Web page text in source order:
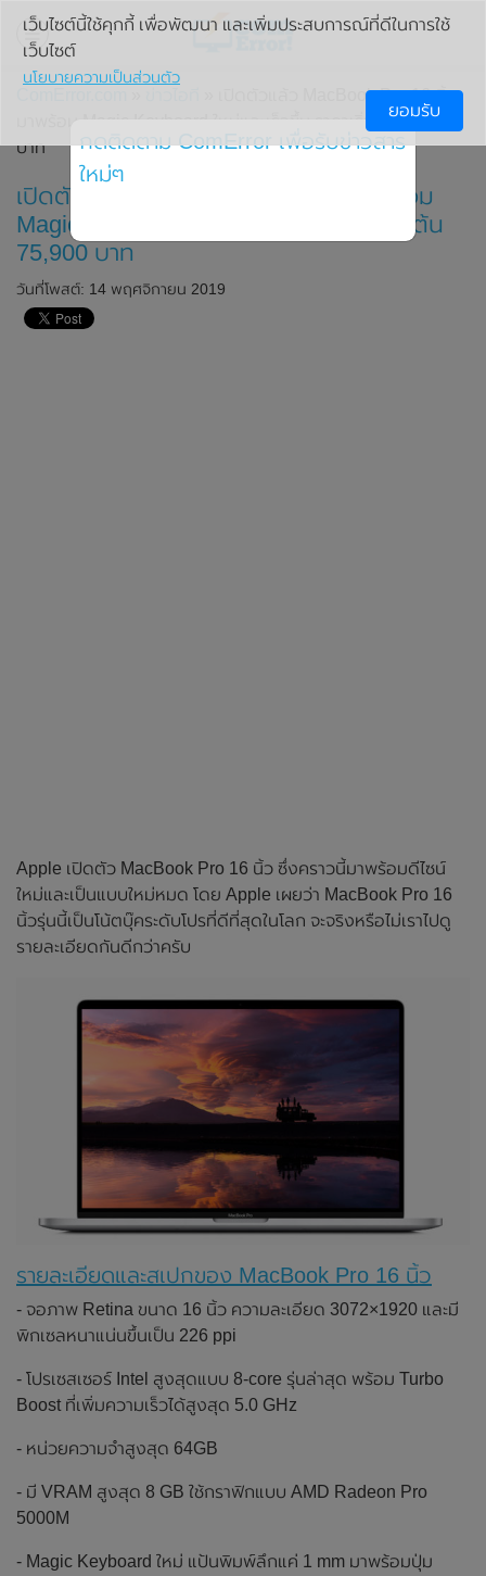
» เปิดตัวแล้ว MacBook Pro 16 นิ้ว
มาพร้อม Magic Keyboard ใหม่และเร็วขึ้น ราคาเริ่มต้น 75,900
บาท
เปิดตัวแล้ว MacBook Pro 16 นิ้ว มาพร้อม
Magic Keyboard ใหม่และเร็วขึ้น ราคาเริ่มต้น
75,900 บาท
วันที่โพสต์: 14 พฤศจิกายน 2019
Apple เปิดตัว MacBook Pro 16 นิ้ว ซึ่งคราวนี้มาพร้อมดีไซน์
ใหม่และเป็นแบบใหม่หมด โดย Apple เผยว่า MacBook Pro 16
นิ้วรุ่นนี้เป็นโน้ตบุ๊คระดับโปรที่ดีที่สุดในโลก จะจริงหรือไม่เราไปดู
รายละเอียดกันดีกว่าครับ
รายละเอียดและสเปกของ MacBook Pro 16 นิ้ว
- จอภาพ Retina ขนาด 16 นิ้ว ความละเอียด 3072×1920 และมี
พิกเซลหนาแน่นขึ้นเป็น 226 ppi
- โปรเซสเซอร์ Intel สูงสุดแบบ 8-core รุ่นล่าสุด พร้อม Turbo
Boost ที่เพิ่มความเร็วได้สูงสุด 5.0 GHz
- หน่วยความจำสูงสุด 64GB
- มี VRAM สูงสุด 8 GB ใช้กราฟิกแบบ AMD Radeon Pro
5000M
- Magic Keyboard ใหม่ แป้นพิมพ์ลึกแค่ 1 mm มาพร้อมปุ่ม
เว็บไซต์นี้ใช้คุกกี้ เพื่อพัฒนา และเพิ่มประสบการณ์ที่ดีในการใช้
เว็บไซต์
นโยบายความเป็นส่วนตัว
ยอมรับ
กดติดตาม ComError เพื่อรับข่าวสาร
ใหม่ๆ